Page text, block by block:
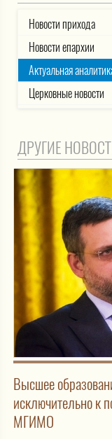
Новости прихода
Новости епархии
Актуальная
Церковные новости
ДРУГИЕ
Высшее
исключительно к
МГИМО